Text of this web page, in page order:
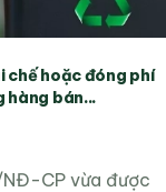
chế hoặc đóng phí
hàng bán...
CP vừa được